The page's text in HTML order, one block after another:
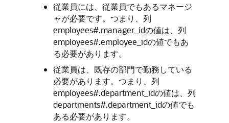
従業員には、従業員でもあるマネージ
ャが必要です。つまり、列
employees#.manager_idの値は、列
employees#.employee_idの値でもあ
る必要があります。
従業員は、既存の部門で勤務している
必要があります。つまり、列
employees#.department_idの値は、列
departments#.department_idの値でも
ある必要があります。